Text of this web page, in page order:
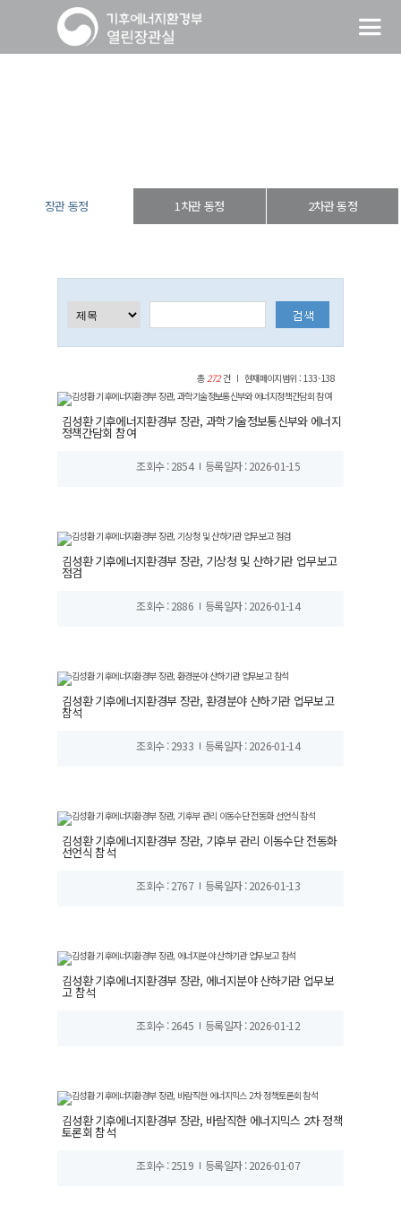
장관 동정 1차관 동정 2차관 동정
총272건 현재페이지범위 : 133-138
김성환 기후에너지환경부 장관, 과학기술정보통신부와 에너지
정책간담회 참여
조회수 : 2854 등록일자 : 2026-01-15
김성환 기후에너지환경부 장관, 기상청 및 산하기관 업무보고
점검
조회수 : 2886 등록일자 : 2026-01-14
김성환 기후에너지환경부 장관, 환경분야 산하기관 업무보고
참석
조회수 : 2933 등록일자 : 2026-01-14
김성환 기후에너지환경부 장관, 기후부 관리 이동수단 전동화
선언식 참석
조회수 : 2767 등록일자 : 2026-01-13
김성환 기후에너지환경부 장관, 에너지분야 산하기관 업무보
고 참석
조회수 : 2645 등록일자 : 2026-01-12
김성환 기후에너지환경부 장관, 바람직한 에너지믹스 2차 정책
토론회 참석
조회수 : 2519 등록일자 : 2026-01-07